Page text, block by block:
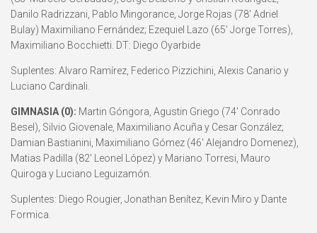
Danilo Radrizzani, Pablo Mingorance, Jorge Rojas (78′ Adriel
Bulay) Maximiliano Fernández; Ezequiel Lazo (65′ Jorge Torres),
Maximiliano Bocchietti. DT: Diego Oyarbide
Suplentes: Alvaro Ramírez, Federico Pizzichini, Alexis Canario y
Luciano Cardinali.
GIMNASIA (0): Martin Góngora, Agustin Griego (74′ Conrado
Besel), Silvio Giovenale, Maximiliano Acuña y Cesar González;
Damian Bastianini, Maximiliano Gómez (46′ Alejandro Domenez),
Matias Padilla (82′ Leonel López) y Mariano Torresi, Mauro
Quiroga y Luciano Leguizamón.
Suplentes: Diego Rougier, Jonathan Benítez, Kevin Miro y Dante
Formica.